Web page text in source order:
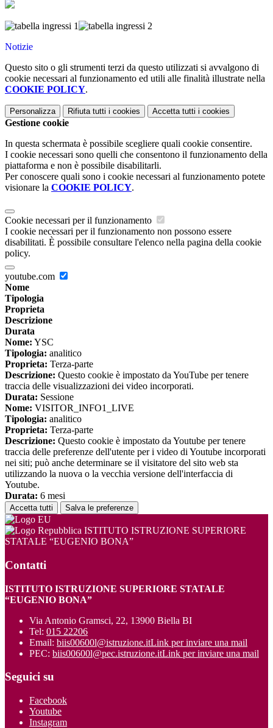
Notizie
Questo sito o gli strumenti terzi da questo utilizzati si avvalgono di
cookie necessari al funzionamento ed utili alle finalità illustrate nella
COOKIE POLICY.
Personalizza Rifiuta tutti i cookies Accetta tutti i cookies
Gestione cookie
In questa schermata è possibile scegliere quali cookie consentire.
I cookie necessari sono quelli che consentono il funzionamento della
piattaforma e non è possibile disabilitarli.
Per conoscere quali sono i cookie necessari al funzionamento potete
visionare la COOKIE POLICY.
Cookie necessari per il funzionamento
I cookie necessari per il funzionamento non possono essere
disabilitati. È possibile consultare l'elenco nella pagina della cookie
policy.
youtube.com
Nome
Tipologia
Proprieta
Descrizione
Durata
Nome: YSC
Tipologia: analitico
Proprieta: Terza-parte
Descrizione: Questo cookie è impostato da YouTube per tenere
traccia delle visualizzazioni dei video incorporati.
Durata: Sessione
Nome: VISITOR_INFO1_LIVE
Tipologia: analitico
Proprieta: Terza-parte
Descrizione: Questo cookie è impostato da Youtube per tenere
traccia delle preferenze dell'utente per i video di Youtube incorporati
nei siti; può anche determinare se il visitatore del sito web sta
utilizzando la nuova o la vecchia versione dell'interfaccia di
Youtube.
Durata: 6 mesi
Accetta tutti Salva le preferenze
ISTITUTO ISTRUZIONE SUPERIORE
STATALE “EUGENIO BONA”
Contatti
ISTITUTO ISTRUZIONE SUPERIORE STATALE
“EUGENIO BONA”
Via Antonio Gramsci, 22, 13900 Biella BI
Tel: 015 22206
Email: biis00600l@istruzione.itLink per inviare una mail
PEC: biis00600l@pec.istruzione.itLink per inviare una mail
Seguici su
Facebook
Youtube
Instagram